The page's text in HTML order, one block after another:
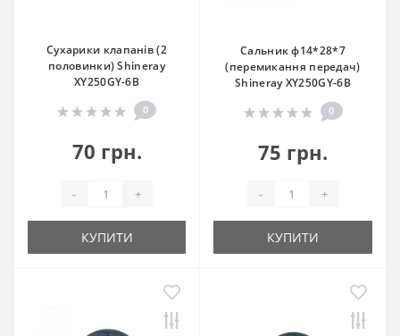
Сухарики клапанів (2
половинки) Shineray
XY250GY-6B
0
70 грн.
- +
КУПИТИ
Сальник ф14*28*7
(перемикання передач)
Shineray XY250GY-6B
0
75 грн.
- +
КУПИТИ